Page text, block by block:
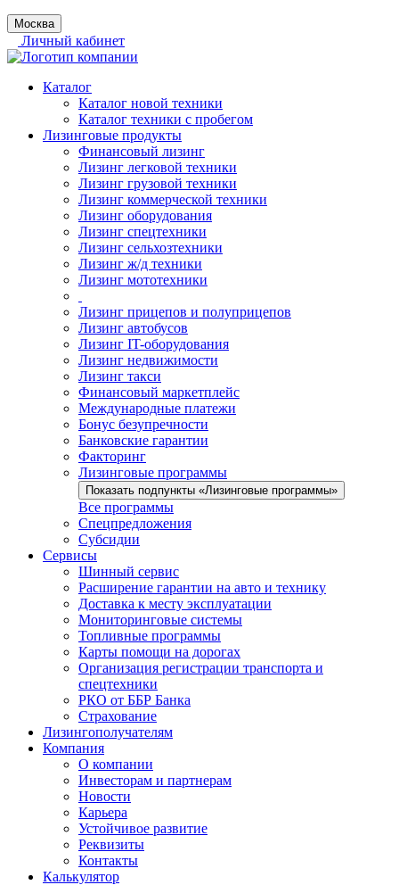
Москва
Личный кабинет
Каталог
Каталог новой техники
Каталог техники с пробегом
Лизинговые продукты
Финансовый лизинг
Лизинг легковой техники
Лизинг грузовой техники
Лизинг коммерческой техники
Лизинг оборудования
Лизинг спецтехники
Лизинг сельхозтехники
Лизинг ж/д техники
Лизинг мототехники
Лизинг прицепов и полуприцепов
Лизинг автобусов
Лизинг IT-оборудования
Лизинг недвижимости
Лизинг такси
Финансовый маркетплейс
Международные платежи
Бонус безупречности
Банковские гарантии
Факторинг
Лизинговые программы
Показать подпункты «Лизинговые программы»
Все программы
Спецпредложения
Субсидии
Сервисы
Шинный сервис
Расширение гарантии на авто и технику
Доставка к месту эксплуатации
Мониторинговые системы
Топливные программы
Карты помощи на дорогах
Организация регистрации транспорта и
спецтехники
РКО от ББР Банка
Страхование
Лизингополучателям
Компания
О компании
Инвесторам и партнерам
Новости
Карьера
Устойчивое развитие
Реквизиты
Контакты
Калькулятор